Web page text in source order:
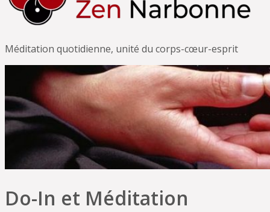
Méditation quotidienne, unité du corps-cœur-esprit
Do-In et Méditation